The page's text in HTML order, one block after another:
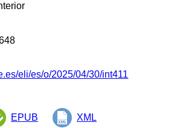
eli/es/o/2025/04/30/int411
EPUB XML